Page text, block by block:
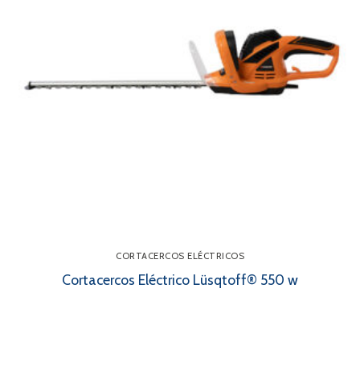
productos
CORTACERCOS ELÉCTRICOS
Cortacercos Eléctrico Lüsqtoff® 550 w